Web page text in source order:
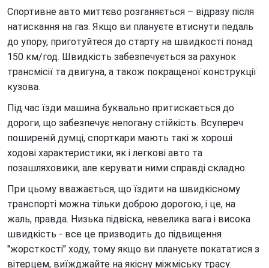
Оренда автомобілів на День народження
Оренда автомобіля в аеропорту Бориспіль
Оренда автомобіля в аеропорту Жуляни
Оренда електромобіля
Погодинна оренда автомобіля
Додаткові послуги оренди автомобілів
Спортивне авто миттєво розганяється – відразу після
натискання на газ. Якщо ви плануєте втиснути педаль
до упору, приготуйтеся до старту на швидкості понад
150 км/год. Швидкість забезпечується за рахунок
трансмісії та двигуна, а також покращеної конструкції
кузова.
Під час їзди машина буквально притискається до
дороги, що забезпечує непогану стійкість. Всупереч
поширеній думці, спорткари мають такі ж хороші
ходові характеристики, як і легкові авто та
позашляховики, але керувати ними справді складно.
При цьому вважається, що їздити на швидкісному
транспорті можна тільки доброю дорогою, і це, на
жаль, правда. Низька підвіска, невелика вага і висока
швидкість - все це призводить до підвищення
"жорсткості" ходу, тому якщо ви плануєте покататися з
вітерцем, виїжджайте на якісну міжміську трасу.